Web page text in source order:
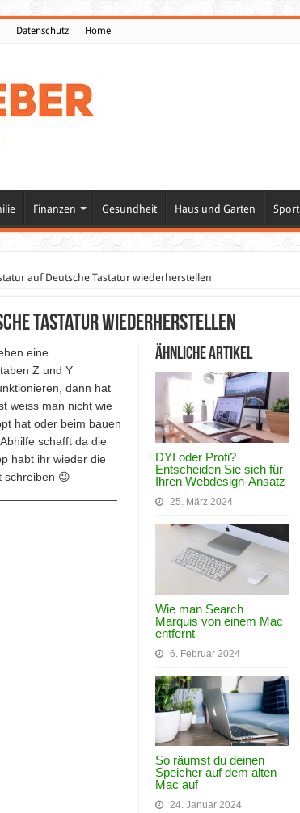
Datenschutz Home
Finanzen Gesundheit Haus und Garten Sport
auf Deutsche Tastatur wiederherstellen
Tastatur wiederherstellen
Ähnliche Artikel
DYI oder Profi?
Entscheiden Sie sich für
Ihren Webdesign-Ansatz
25. März 2024
Wie man Search
Marquis von einem Mac
entfernt
6. Februar 2024
So räumst du deinen
Speicher auf dem alten
Mac auf
24. Januar 2024
eine
Z und Y
dann hat
weiss man nicht wie
hat oder beim bauen
schafft da die
habt ihr wieder die
schreiben 😉